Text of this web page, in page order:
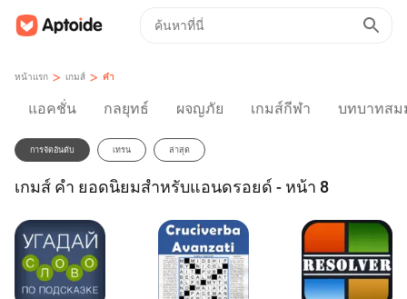
หน้าแรก > เกมส์ > คำ
แอคชั่น กลยุทธ์ ผจญภัย เกมส์กีฬา บทบาทสม
การจัดอันดับ เทรน ล่าสุด
เกมส์ คำ ยอดนิยมสำหรับแอนดรอยด์ - หน้า 8